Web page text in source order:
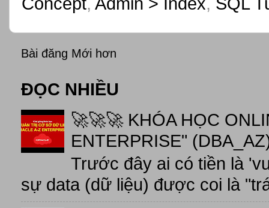
Bài đăng Mới hơn
ĐỌC NHIỀU
🚀🚀🚀 KHÓA HỌC
ENTERPRISE"
Trước đây ai có tiền là
sự data (dữ liệu) được coi là